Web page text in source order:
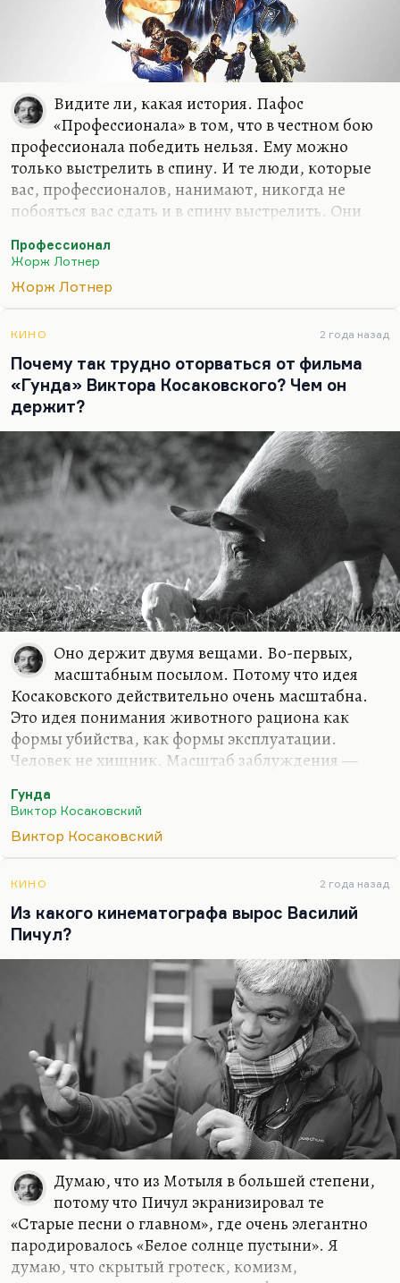
Видите ли, какая история. Пафос
«Профессионала» в том, что в честном бою
профессионала победить нельзя. Ему можно
только выстрелить в спину. И те люди, которые
вас, профессионалов, нанимают, никогда не
побояться вас сдать и в спину выстрелить. Они
вопросу о дьяволе — покровителе художника. То
есть до какого-то момента он вам
покровительствует, пока вы ему не мешаете.
извините, соскакивать с этой иглы.
Что касается Бельмондо, мне он всегда был важен
тем, что он человек высококультурный. Всю
жизнь играл бандита, а был сыном скульптора,
таким действительно очень наслушанным,
насмотренным,…
Профессионал
Жорж Лотнер
Жорж Лотнер
КИНО 2 года назад
Почему так трудно оторваться от фильма
«Гунда» Виктора Косаковского? Чем он
держит?
Оно держит двумя вещами. Во-первых,
масштабным посылом. Потому что идея
Косаковского действительно очень масштабна.
Это идея понимания животного рациона как
формы убийства, как формы эксплуатации.
Человек не хищник. Масштаб заблуждения —
удерживает и притягивает так же, как идеи
Толстого даже в самых наивных его работах.
профессионализм. Вот это сочетание
профессионализма в исполнении и благородного
безумия или масштаба личности в замысле — оно
гениально. И это действует. Потому что
Косаковский вообще блистательный
профессионал с идеями. А это сочетание, которое
всегда в литературе и в искусстве…
Гунда
Виктор Косаковский
Виктор Косаковский
КИНО 2 года назад
Из какого кинематографа вырос Василий
Пичул?
Думаю, что из Мотыля в большей степени,
потому что Пичул экранизировал те
«Старые песни о главном», где очень элегантно
пародировалось «Белое солнце пустыни». Я
думаю, что скрытый гротеск, комизм,